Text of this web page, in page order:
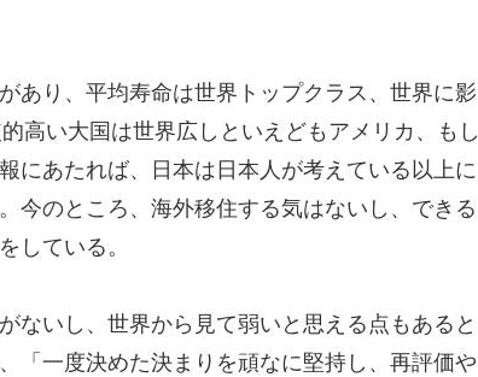
あり、平均寿命は世界トップクラス、世界に影
高い大国は世界広しといえどもアメリカ、もし
にあたれば、日本は日本人が考えている以上に
今のところ、海外移住する気はないし、できる
している。
ないし、世界から見て弱いと思える点もあると
「一度決めた決まりを頑なに堅持し、再評価や